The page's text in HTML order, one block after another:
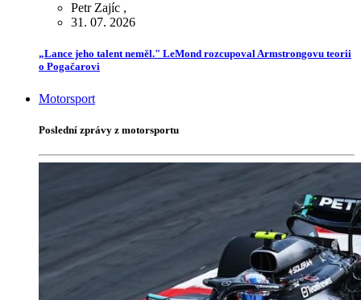
Petr Zajíc ,
31. 07. 2026
„Lance jeho talent neměl." LeMond rozcupoval Armstrongovu teorii
o Pogačarovi
Motorsport
Poslední zprávy z motorsportu